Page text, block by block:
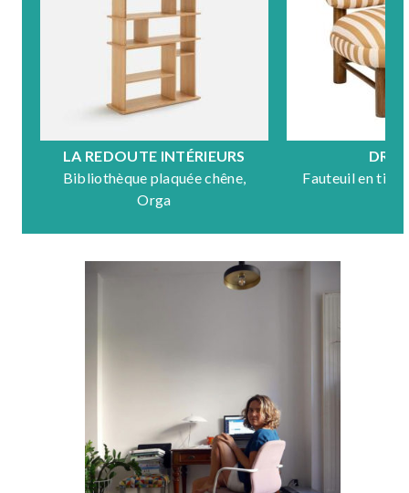
LA REDOUTE INTÉRIEURS
Bibliothèque plaquée chêne,
Orga
Fauteuil en